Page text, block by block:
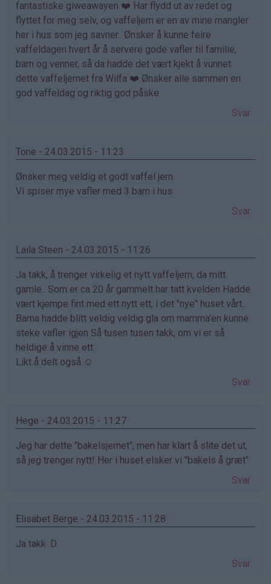
fantastiske giweawayen ❤️ Har flydd ut av redet og
flyttet for meg selv, og vaffeljern er en av mine mangler
her i hus som jeg savner.. Ønsker å kunne feire
vaffeldagen hvert år å servere gode vafler til familie,
barn og venner, så da hadde det vært kjekt å vunnet
dette vaffeljernet fra Wilfa ❤️ Ønsker alle sammen en
god vaffeldag og riktig god påske
Svar
Tone - 24.03.2015 - 11:23
Ønsker meg veldig et godt vaffel jern
Vi spiser mye vafler med 3 barn i hus
Svar
Laila Steen - 24.03.2015 - 11:26
Ja takk, å trenger virkelig et nytt vaffeljern, da mitt
gamle.. Som er ca 20 år gammelt har tatt kvelden Hadde
vært kjempe fint med ett nytt ett, i det "nye" huset vårt..
Barna hadde blitt veldig veldig gla om mamma'en kunne
steke vafler igjen Så tusen tusen takk, om vi er så
heldige å vinne ett
Likt å delt også ☺
Svar
Hege - 24.03.2015 - 11:27
Jeg har dette "bakelsjernet", men har klart å slite det ut,
så jeg trenger nytt! Her i huset elsker vi "bakels å græt"
Svar
Elisabet Berge - 24.03.2015 - 11:28
Ja takk :D
Svar